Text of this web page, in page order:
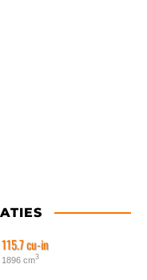
115.7 cu-in
1896 cm3